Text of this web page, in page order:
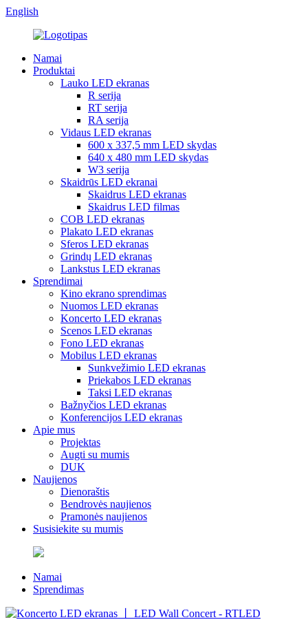
English
Namai
Produktai
Lauko LED ekranas
R serija
RT serija
RA serija
Vidaus LED ekranas
600 x 337,5 mm LED skydas
640 x 480 mm LED skydas
W3 serija
Skaidrūs LED ekranai
Skaidrus LED ekranas
Skaidrus LED filmas
COB LED ekranas
Plakato LED ekranas
Sferos LED ekranas
Grindų LED ekranas
Lankstus LED ekranas
Sprendimai
Kino ekrano sprendimas
Nuomos LED ekranas
Koncerto LED ekranas
Scenos LED ekranas
Fono LED ekranas
Mobilus LED ekranas
Sunkvežimio LED ekranas
Priekabos LED ekranas
Taksi LED ekranas
Bažnyčios LED ekranas
Konferencijos LED ekranas
Apie mus
Projektas
Augti su mumis
DUK
Naujienos
Dienoraštis
Bendrovės naujienos
Pramonės naujienos
Susisiekite su mumis
Namai
Sprendimas